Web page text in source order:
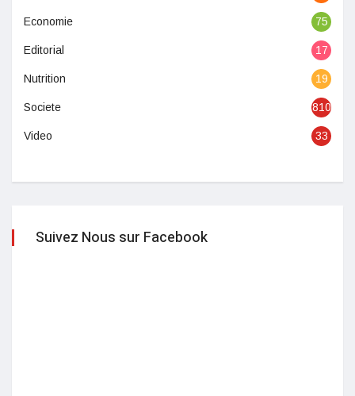
Economie 75
Editorial 17
Nutrition 19
Societe 810
Video 33
Suivez Nous sur Facebook